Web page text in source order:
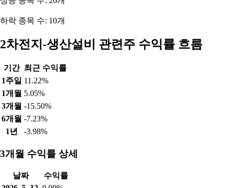
하락 종목 수: 10개
2차전지-생산설비 관련주 수익률 흐름
기간 최근 수익률
1주일 11.22%
1개월 5.05%
3개월 -15.50%
6개월 -7.23%
1년
-3.98%
3개월 수익률 상세
날짜
수익률